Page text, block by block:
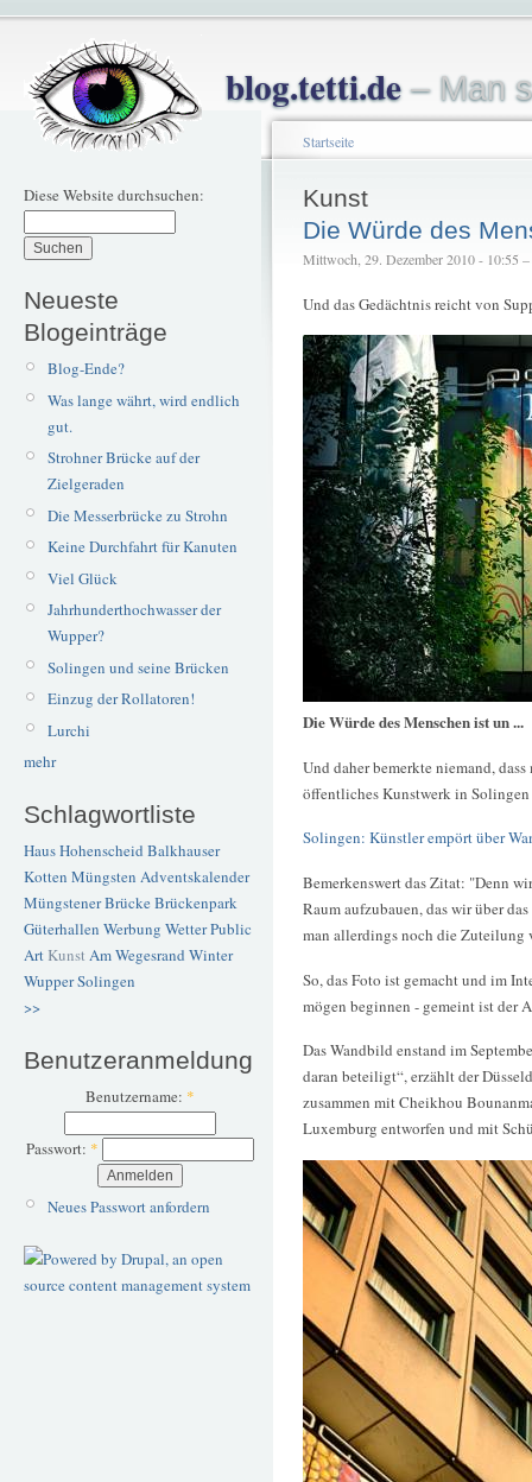
blog.tetti.de– Man
Diese Website durchsuchen:
Neueste
Blogeinträge
Blog-Ende?
Was lange währt, wird endlich
gut.
Strohner Brücke auf der
Zielgeraden
Die Messerbrücke zu Strohn
Keine Durchfahrt für Kanuten
Viel Glück
Jahrhunderthochwasser der
Wupper?
Solingen und seine Brücken
Einzug der Rollatoren!
Lurchi
mehr
Schlagwortliste
Haus Hohenscheid Balkhauser
Kotten Müngsten Adventskalender
Müngstener BrückeBrückenpark
Güterhallen Werbung WetterPublic
Art Kunst Am Wegesrand Winter
WupperSolingen
>>
Benutzeranmeldung
Benutzername: *
Passwort: *
Neues Passwort anfordern
Startseite
Kunst
Die Würde des
Mittwoch, 29. Dezember 2010 - 10:55
Und das Gedächtnis reicht von
Die Würde des Menschen ist un ...
Und daher bemerkte niemand,
öffentliches Kunstwerk in
Solingen: Künstler empört über
Bemerkenswert das Zitat: "Denn
Raum aufzubauen, das wir über
man allerdings noch die Zuteilung
So, das Foto ist gemacht und im
mögen beginnen - gemeint ist der
Das Wandbild enstand im
daran beteiligt“, erzählt der
zusammen mit Cheikhou
Luxemburg entworfen und mit